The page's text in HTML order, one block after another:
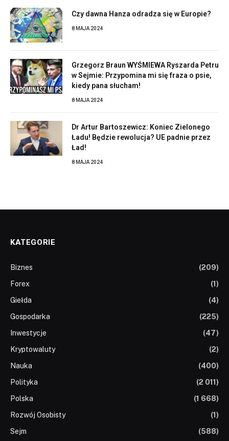
Czy dawna Hanza odradza się w Europie?
8 MAJA 2024
Grzegorz Braun WYŚMIEWA Ryszarda Petru
w Sejmie: Przypomina mi się fraza o psie,
kiedy pana słucham!
8 MAJA 2024
Dr Artur Bartoszewicz: Koniec Zielonego
Ładu! Będzie rewolucja? UE padnie przez
Ład!
8 MAJA 2024
KATEGORIE
Biznes
(209)
Forex
(1)
Giełda
(4)
Gospodarka
(225)
Inwestycje
(47)
Kryptowaluty
(2)
Nauka
(400)
Polityka
(2 011)
Polska
(1 668)
Rozwój Osobisty
(1)
Sejm
(588)